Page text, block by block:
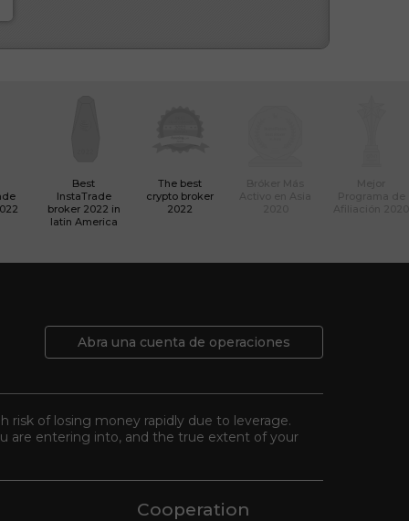
Best
InstaTrade
broker 2022 in
latin America
The best
crypto broker
2022
Abra una cuenta de operaciones
risk of losing money rapidly due to leverage.
are entering into, and the true extent of your
Cooperation